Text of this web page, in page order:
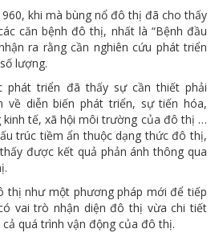
khi mà bùng nổ đô thị đã cho thấy
căn bệnh đô thị, nhất là “Bệnh đầu
ra rằng cần nghiên cứu phát triển
lượng.
phát triển đã thấy sự cần thiết phải
về diễn biến phát triển, sự tiến hóa,
kinh tế, xã hội môi trường của đô thị …
trúc tiềm ẩn thuộc dạng thức đô thị,
được kết quả phản ánh thông qua
thị như một phương pháp mới để tiếp
vai trò nhận diện đô thị vừa chi tiết
quá trình vận động của đô thị.